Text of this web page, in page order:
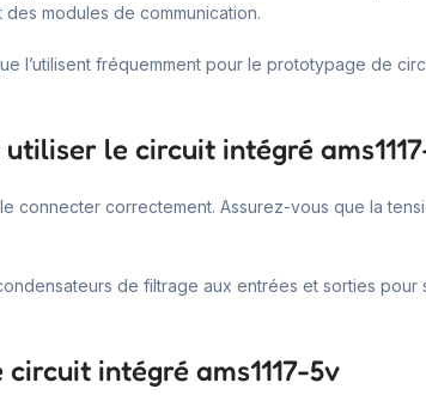
des modules de communication.
l’utilisent fréquemment pour le prototypage de
le circuit intégré
connecter correctement. Assurez-vous que la
de filtrage aux entrées et sorties
intégré ams1117-5v